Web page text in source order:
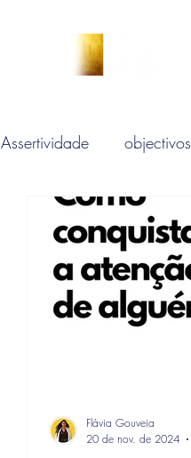
Assertividade objectivos
Flávia Gouveia
20 de nov. de 2024